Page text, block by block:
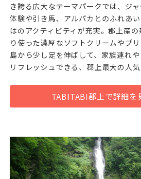
き誇る広大なテーマパークでは、ジ
体験や引き馬、アルパカとのふれあ
はのアクティビティが充実。郡上産
り使った濃厚なソフトクリームやプ
島から少し足を伸ばして、家族連れ
リフレッシュできる、郡上最大の人気
TABITABI郡上で詳細を